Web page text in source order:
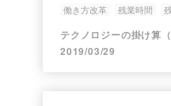
働き方改革 残業時間
2019/03/29